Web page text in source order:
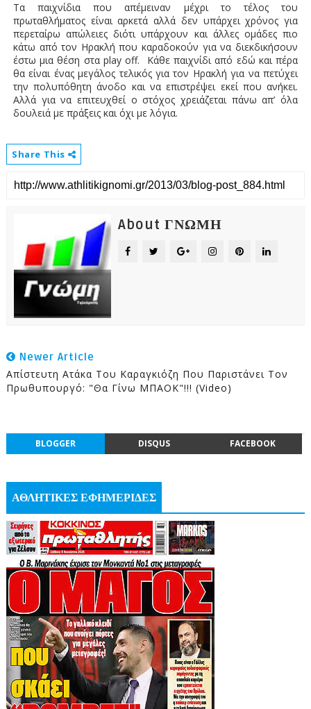
Τα παιχνίδια που απέμειναν μέχρι το τέλος του
πρωταθλήματος είναι αρκετά αλλά δεν υπάρχει χρόνος για
περεταίρω απώλειες διότι υπάρχουν και άλλες ομάδες πιο
κάτω από τον Ηρακλή που καραδοκούν για να διεκδικήσουν
έστω μια θέση στα play off. Κάθε παιχνίδι από εδώ και πέρα
θα είναι ένας μεγάλος τελικός για τον Ηρακλή για να πετύχει
την πολυπόθητη άνοδο και να επιστρέψει εκεί που ανήκει.
Αλλά για να επιτευχθεί ο στόχος χρειάζεται πάνω απ’ όλα
δουλειά με πράξεις και όχι με λόγια.
Share This
About ΓΝΩΜΗ
Newer Article
Aπίστευτη Ατάκα Του Καραγκιόζη Που Παριστάνει Τον
Πρωθυπουργό: "Θα Γίνω ΜΠΑΟΚ"!!! (video)
BLOGGER DISQUS FACEBOOK
ΑΘΛΗΤΙΚΕΣ ΕΦΗΜΕΡΙΔΕΣ